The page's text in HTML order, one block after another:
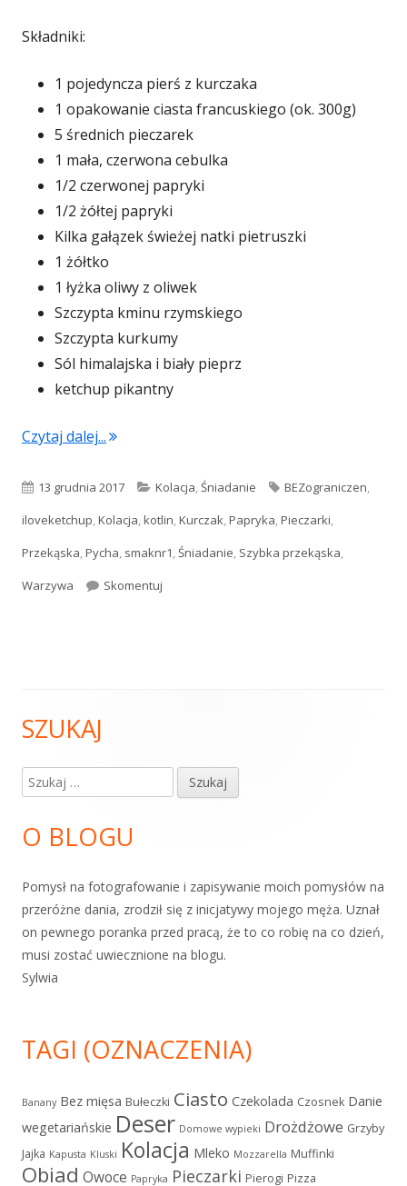
Składniki:
1 pojedyncza pierś z kurczaka
1 opakowanie ciasta francuskiego (ok. 300g)
5 średnich pieczarek
1 mała, czerwona cebulka
1/2 czerwonej papryki
1/2 żółtej papryki
Kilka gałązek świeżej natki pietruszki
1 żółtko
1 łyżka oliwy z oliwek
Szczypta kminu rzymskiego
Szczypta kurkumy
Sól himalajska i biały pieprz
ketchup pikantny
Czytaj dalej..."Pikantne trójkąty z kurczakiem i
Opublikowano
13 grudnia 2017 Kategorie
Kolacja,Śniadanie Tagi
BEZograniczen,
iloveketchup,Kolacja,kotlin,Kurczak,Papryka,Pieczarki,
Przekąska,Pycha, smaknr1,Śniadanie, Szybka przekąska,
Warzywa
Skomentuj
Główny
panel
SZUKAJ
Szukaj:
O BLOGU
Pomysł na fotografowanie i zapisywanie moich pomysłów na
przeróżne dania, zrodził się z inicjatywy mojego męża. Uznał
on pewnego poranka przed pracą, że to co robię na co dzień,
musi zostać uwiecznione na blogu.
Sylwia
TAGI (OZNACZENIA)
Banany Bez mięsa Bułeczki Ciasto Czekolada Czosnek Danie
wegetariańskie Deser Domowe wypieki Drożdżowe Grzyby
Jajka Kapusta Kluski Kolacja Mleko Mozzarella Muffinki
Obiad Owoce Papryka Pieczarki Pierogi Pizza